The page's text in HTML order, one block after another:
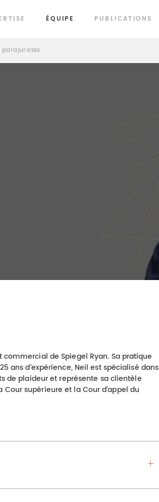
ÉQUIPE PUBLICATIONS
de Spiegel Ryan. Sa pratique
ans d’expérience, Neil est spécialisé dans
de plaideur et représente sa clientèle
supérieure et la Cour d’appel du